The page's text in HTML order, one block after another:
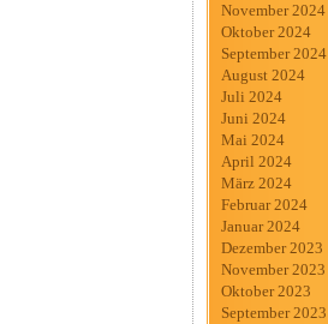
November 2024
Oktober 2024
September 2024
August 2024
Juli 2024
Juni 2024
Mai 2024
April 2024
März 2024
Februar 2024
Januar 2024
Dezember 2023
November 2023
Oktober 2023
September 2023